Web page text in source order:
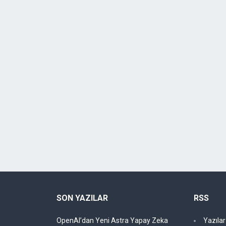
SON YAZILAR
OpenAI’dan Yeni Astra Yapay Zeka
RSS